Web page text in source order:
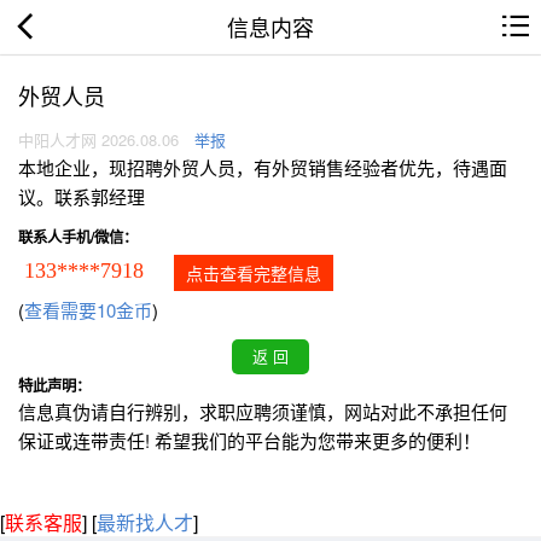
信息内容
外贸人员
中阳人才网 2026.08.06 举报
本地企业，现招聘外贸人员，有外贸销售经验者优先，待遇面
议。联系郭经理
联系人手机/微信：
133****7918 点击查看完整信息
(查看需要10金币)
特此声明：
信息真伪请自行辨别，求职应聘须谨慎，网站对此不承担任何
保证或连带责任! 希望我们的平台能为您带来更多的便利！
[联系客服] [最新找人才]